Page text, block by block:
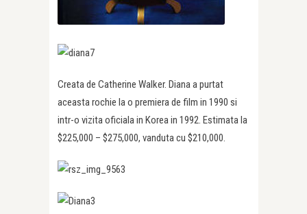
Creata de Catherine Walker. Diana a purtat
aceasta rochie la o premiera de film in 1990 si
intr-o vizita oficiala in Korea in 1992. Estimata la
$225,000 – $275,000, vanduta cu $210,000.